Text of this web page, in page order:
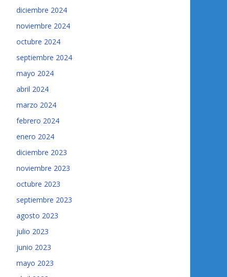
diciembre 2024
noviembre 2024
octubre 2024
septiembre 2024
mayo 2024
abril 2024
marzo 2024
febrero 2024
enero 2024
diciembre 2023
noviembre 2023
octubre 2023
septiembre 2023
agosto 2023
julio 2023
junio 2023
mayo 2023